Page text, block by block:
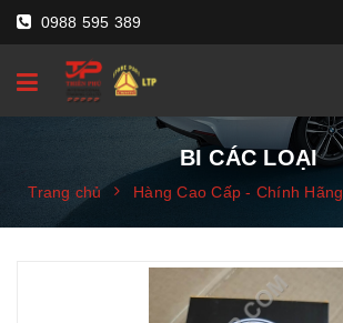
0988 595 389
BI CÁC LOẠI
Trang chủ Hàng Cao Cấp - Chính Hãng